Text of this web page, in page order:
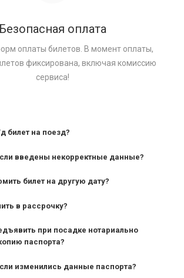
Безопасная оплата
оплаты билетов. В момент оплаты,
фиксирована, включая комиссию
сервиса!
билет на поезд?
введены некорректные данные?
билет на другую дату?
в рассрочку?
при посадке нотариально
паспорта?
изменились данные паспорта?